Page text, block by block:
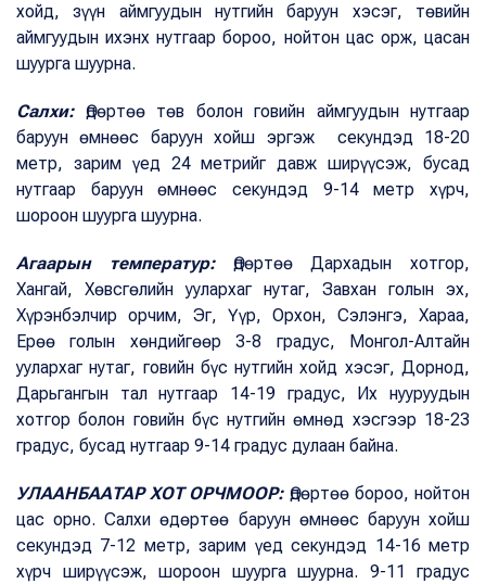
хойд, зүүн аймгуудын нутгийн баруун хэсэг, төвийн
аймгуудын ихэнх нутгаар бороо, нойтон цас орж, цасан
шуурга шуурна.
Салхи:Өдөртөө төв болон говийн аймгуудын нутгаар
баруун өмнөөс баруун хойш эргэж секундэд 18-20
метр, зарим үед 24 метрийг давж ширүүсэж, бусад
нутгаар баруун өмнөөс секундэд 9-14 метр хүрч,
шороон шуурга шуурна.
Агаарын температур:Өдөртөө Дархадын хотгор,
Хангай, Хөвсгөлийн уулархаг нутаг, Завхан голын эх,
Хүрэнбэлчир орчим, Эг, Үүр, Орхон, Сэлэнгэ, Хараа,
Ерөө голын хөндийгөөр 3-8 градус, Монгол-Алтайн
уулархаг нутаг, говийн бүс нутгийн хойд хэсэг, Дорнод,
Дарьгангын тал нутгаар 14-19 градус, Их нууруудын
хотгор болон говийн бүс нутгийн өмнөд хэсгээр 18-23
градус, бусад нутгаар 9-14 градус дулаан байна.
УЛААНБААТАР ХОТ ОРЧМООР: Өдөртөө бороо, нойтон
цас орно. Салхи өдөртөө баруун өмнөөс баруун хойш
секундэд 7-12 метр, зарим үед секундэд 14-16 метр
хүрч ширүүсэж, шороон шуурга шуурна. 9-11 градус